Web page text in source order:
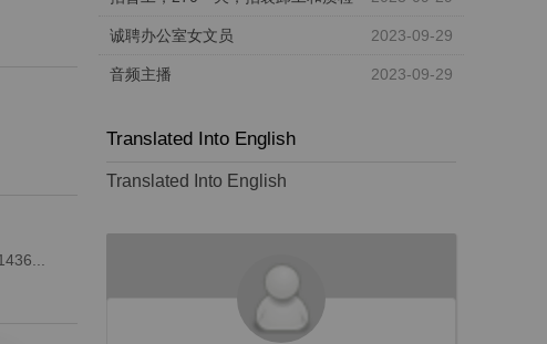
2023-09-29
诚聘办公室女文员
2023-09-29
音频主播
Translated Into English
Translated Into English